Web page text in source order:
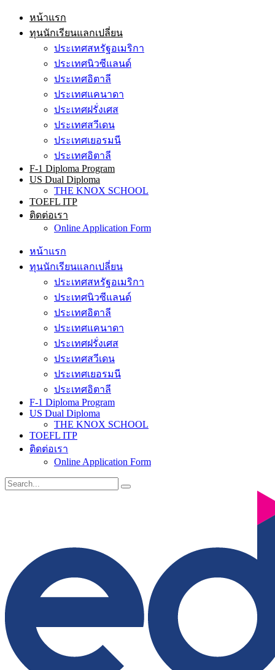
หน้าแรก
ทุนนักเรียนแลกเปลี่ยน
ประเทศสหรัฐอเมริกา
ประเทศนิวซีแลนด์
ประเทศอิตาลี
ประเทศแคนาดา
ประเทศฝรั่งเศส
ประเทศสวีเดน
ประเทศเยอรมนี
ประเทศอิตาลี
F-1 Diploma Program
US Dual Diploma
THE KNOX SCHOOL
TOEFL ITP
ติดต่อเรา
Online Application Form
หน้าแรก
ทุนนักเรียนแลกเปลี่ยน
ประเทศสหรัฐอเมริกา
ประเทศนิวซีแลนด์
ประเทศอิตาลี
ประเทศแคนาดา
ประเทศฝรั่งเศส
ประเทศสวีเดน
ประเทศเยอรมนี
ประเทศอิตาลี
F-1 Diploma Program
US Dual Diploma
THE KNOX SCHOOL
TOEFL ITP
ติดต่อเรา
Online Application Form